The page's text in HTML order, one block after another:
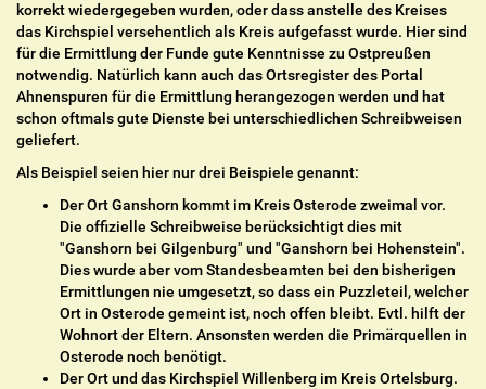
korrekt wiedergegeben wurden, oder dass anstelle des Kreises
das Kirchspiel versehentlich als Kreis aufgefasst wurde. Hier sind
für die Ermittlung der Funde gute Kenntnisse zu Ostpreußen
notwendig. Natürlich kann auch das Ortsregister des Portal
Ahnenspuren für die Ermittlung herangezogen werden und hat
schon oftmals gute Dienste bei unterschiedlichen Schreibweisen
geliefert.
Als Beispiel seien hier nur drei Beispiele genannt:
Der Ort Ganshorn kommt im Kreis Osterode zweimal vor.
Die offizielle Schreibweise berücksichtigt dies mit
"Ganshorn bei Gilgenburg" und "Ganshorn bei Hohenstein".
Dies wurde aber vom Standesbeamten bei den bisherigen
Ermittlungen nie umgesetzt, so dass ein Puzzleteil, welcher
Ort in Osterode gemeint ist, noch offen bleibt. Evtl. hilft der
Wohnort der Eltern. Ansonsten werden die Primärquellen in
Osterode noch benötigt.
Der Ort und das Kirchspiel Willenberg im Kreis Ortelsburg.